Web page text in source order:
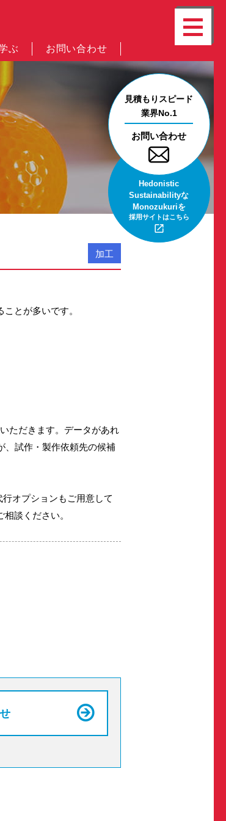
ぶ お問い合わせ
見積もりスピード
業界No.1
お問い合わせ
Hedonistic
Sustainabilityな
Monozukuriを
採用サイトはこちら
加工
とが多いです。
ただきます。データがあれ
、試作・製作依頼先の候補
オプションもご用意して
談ください。